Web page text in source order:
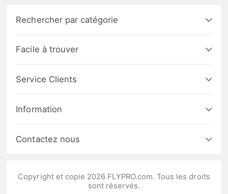
Rechercher par catégorie
Facile à trouver
Service Clients
Information
Contactez nous
Copyright et copie 2026 FLYPRO.com. Tous les droits
sont réservés.